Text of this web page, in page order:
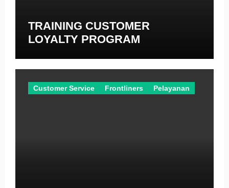
TRAINING CUSTOMER
LOYALTY PROGRAM
Customer Service Frontliners Pelayanan